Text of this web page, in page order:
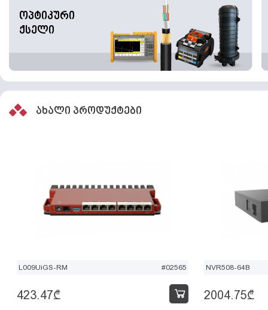
ოპტიკური
ქსელი
ახალი პროდუქტები
L009UiGS-RM #02565
423.47₾
NVR508-64B
2004.75₾